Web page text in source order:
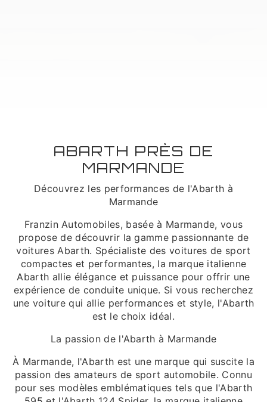
ABARTH PRÈS DE
MARMANDE
Découvrez les performances de l'Abarth à
Marmande
Franzin Automobiles, basée à Marmande, vous
propose de découvrir la gamme passionnante de
voitures Abarth. Spécialiste des voitures de sport
compactes et performantes, la marque italienne
Abarth allie élégance et puissance pour offrir une
expérience de conduite unique. Si vous recherchez
une voiture qui allie performances et style, l'Abarth
est le choix idéal.
La passion de l'Abarth à Marmande
À Marmande, l'Abarth est une marque qui suscite la
passion des amateurs de sport automobile. Connu
pour ses modèles emblématiques tels que l'Abarth